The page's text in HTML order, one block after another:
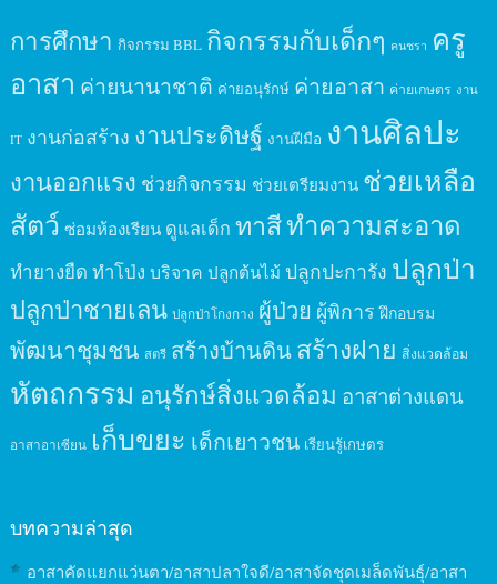
การศึกษา กิจกรรม BBL กิจกรรมกับเด็กๆ คนชรา ครู
อาสา ค่ายนานาชาติ ค่ายอนุรักษ์ ค่ายอาสา ค่ายเกษตร งาน
IT งานก่อสร้าง งานประดิษฐ์ งานฝีมือ งานศิลปะ
งานออกแรง ช่วยกิจกรรม ช่วยเตรียมงาน ช่วยเหลือ
สัตว์ ซ่อมห้องเรียน ดูแลเด็ก ทาสีทำความสะอาด
ทำยางยืด ทำโป่ง บริจาค ปลูกต้นไม้ ปลูกปะการัง ปลูกป่า
ปลูกป่าชายเลน ปลูกป่าโกงกาง ผู้ป่วย ผู้พิการ ฝึกอบรม
พัฒนาชุมชน สตรี สร้างบ้านดินสร้างฝาย สิ่งแวดล้อม
หัตถกรรม อนุรักษ์สิ่งแวดล้อม อาสาต่างแดน
อาสาอาเซียน เก็บขยะ เด็กเยาวชน เรียนรู้เกษตร
บทความล่าสุด
อาสาคัดแยกแว่นตา/อาสาปลาใจดี/อาสาจัดชุดเมล็ดพันธุ์/อาสา